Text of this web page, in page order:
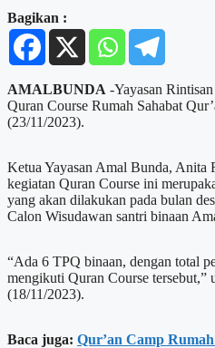
Bagikan :
AMALBUNDA -Yayasan
Quran Course Rumah Sahabat
(23/11/2023).
Ketua Yayasan Amal Bunda, Anita
kegiatan Quran Course ini
yang akan dilakukan pada bulan
Calon Wisudawan santri binaan
“Ada 6 TPQ binaan, dengan total
mengikuti Quran Course tersebut,”
(18/11/2023).
Baca juga: Qur’an Camp